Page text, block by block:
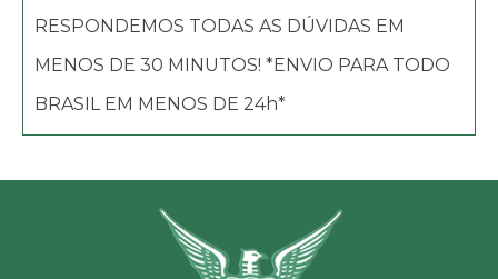
RESPONDEMOS TODAS AS DÚVIDAS EM
MENOS DE 30 MINUTOS! *ENVIO PARA TODO
BRASIL EM MENOS DE 24h*